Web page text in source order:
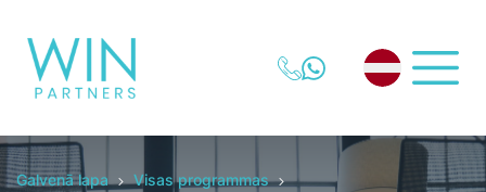
Galvenā lapa
Visas programmas